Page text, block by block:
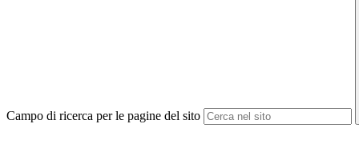
Campo di ricerca per le pagine del sito